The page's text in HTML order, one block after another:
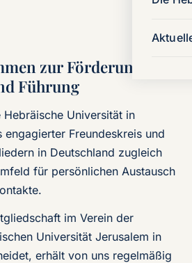
zur Förderung von
Führung
Universität in
engagierter Freundeskreis und
in Deutschland zugleich
für persönlichen Austausch
im Verein der
Universität Jerusalem in
erhält von uns regelmäßig